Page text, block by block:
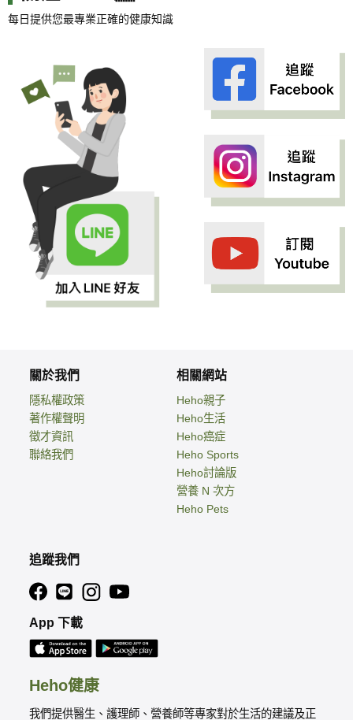
每日提供您最專業正確的健康知識
Heho健康
我們提供醫生、護理師、營養師等專家對於生活的建議及正
關於我們
隱私權政策
著作權聲明
徵才資訊
聯絡我們
相關網站
Heho親子
Heho生活
Heho癌症
Heho Sports
Heho討論版
營養 N 次方
Heho Pets
追蹤我們
App 下載